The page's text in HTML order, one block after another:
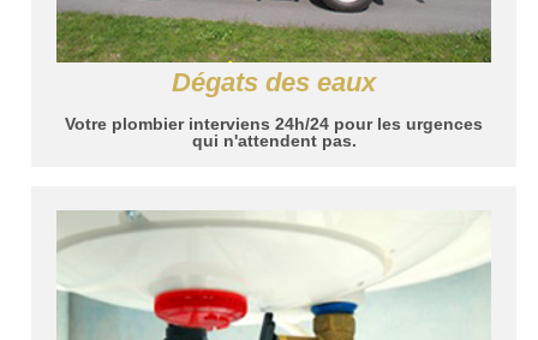
Dégats des eaux
Votre plombier interviens 24h/24 pour les urgences
qui n'attendent pas.